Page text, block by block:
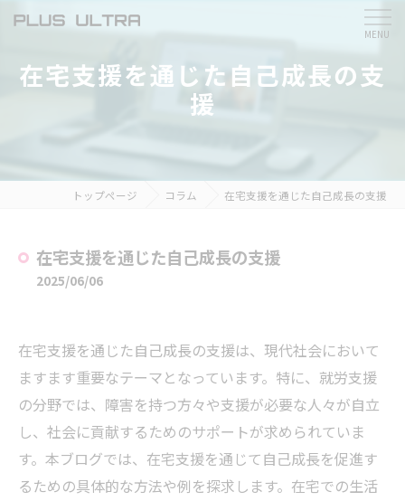
在宅支援を通じた自己成長の支
援
トップページ コラム 在宅支援を通じた自己成長の支援
在宅支援を通じた自己成長の支援
2025/06/06
在宅支援を通じた自己成長の支援は、現代社会において
ますます重要なテーマとなっています。特に、就労支援
の分野では、障害を持つ方々や支援が必要な人々が自立
し、社会に貢献するためのサポートが求められていま
す。本ブログでは、在宅支援を通じて自己成長を促進す
るための具体的な方法や例を探求します。在宅での生活